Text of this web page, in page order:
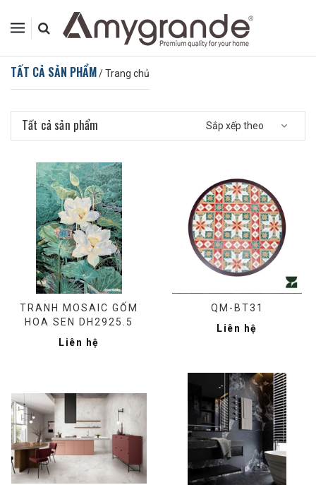
TẤT CẢ SẢN PHẨM/Trang chủ
Tất cả sản phẩm Sắp xếp theo
TRANH MOSAIC GỐM
HOA SEN DH2925.5
Liên hệ
QM-BT31
Liên hệ